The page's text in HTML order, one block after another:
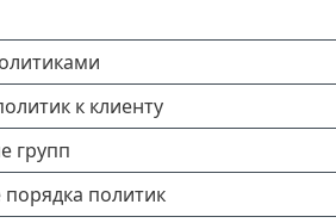
к клиенту
групп
политик